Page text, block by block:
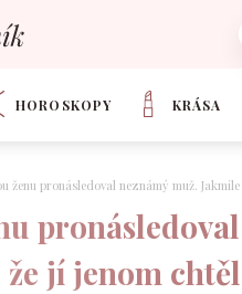
HOROSKOPY KRÁSA
ženu pronásledoval neznámý muž.
jí jenom